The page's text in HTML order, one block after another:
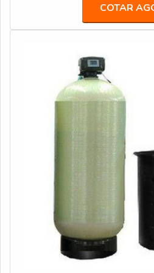
os filtros absolutos possuem
reduzindo bastante a altura das
COTAR